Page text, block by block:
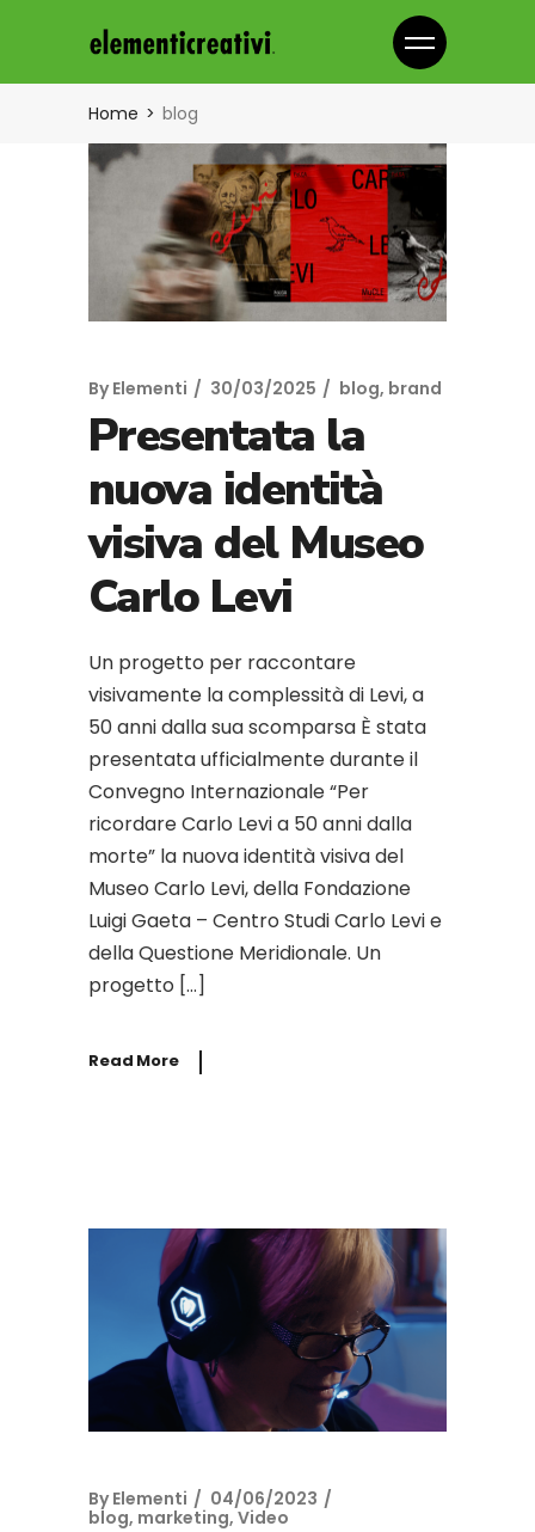
Home blog
By Elementi 30/03/2025 blog, brand
Presentata la
nuova identità
visiva del Museo
Carlo Levi
Un progetto per raccontare
visivamente la complessità di Levi, a
50 anni dalla sua scomparsa È stata
presentata ufficialmente durante il
Convegno Internazionale “Per
ricordare Carlo Levi a 50 anni dalla
morte” la nuova identità visiva del
Museo Carlo Levi, della Fondazione
Luigi Gaeta – Centro Studi Carlo Levi e
della Questione Meridionale. Un
progetto […]
Read More
By Elementi
04/06/2023
blog, marketing, Video